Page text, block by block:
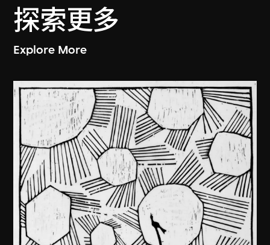
探索更多
Explore More